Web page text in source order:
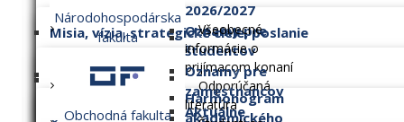
Misia, vízia, strategické ciele, poslanie
Dlhodobý zámer
Národohospodárska
fakulta
Obchodná fakulta
2026/2027
Všeobecné
informácie o
prijímacom konaní
Odporúčaná
literatúra
Oznamy pre
študentov
Harmonogram
akademického
Oznamy pre
zamestnancov
Aktuálne